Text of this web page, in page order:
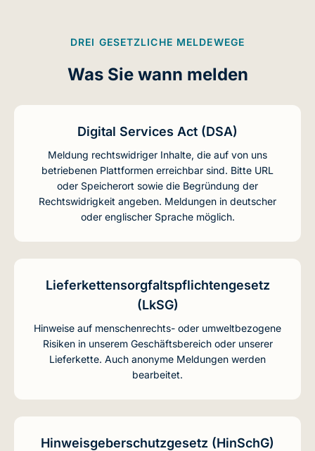
DREI GESETZLICHE MELDEWEGE
Was Sie wann melden
Digital Services Act (DSA)
Meldung rechtswidriger Inhalte, die auf von uns
betriebenen Plattformen erreichbar sind. Bitte URL
oder Speicherort sowie die Begründung der
Rechtswidrigkeit angeben. Meldungen in deutscher
oder englischer Sprache möglich.
Lieferkettensorgfaltspflichtengesetz
(LkSG)
Hinweise auf menschen­rechts- oder umwelt­bezogene
Risiken in unserem Geschäftsbereich oder unserer
Lieferkette. Auch anonyme Meldungen werden
bearbeitet.
Hinweisgeberschutzgesetz (HinSchG)